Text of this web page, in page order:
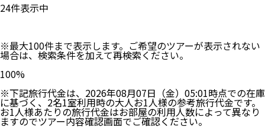
24件表示中
※最大100件まで表示します。ご希望のツアーが表示されない
場合は、検索条件を加えて再検索ください。
100%
※下記旅行代金は、 2026年08月07日（金）05:01時点での在庫
に基づく、2名1室利用時の大人お1人様の参考旅行代金です。
お1人様あたりの旅行代金はお部屋の利用人数によって異なり
ますのでツアー内容確認画面でご確認ください。